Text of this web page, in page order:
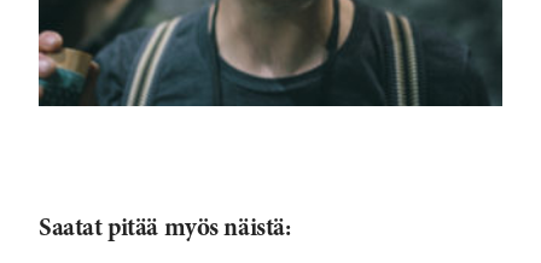
Saatat pitää myös näistä: